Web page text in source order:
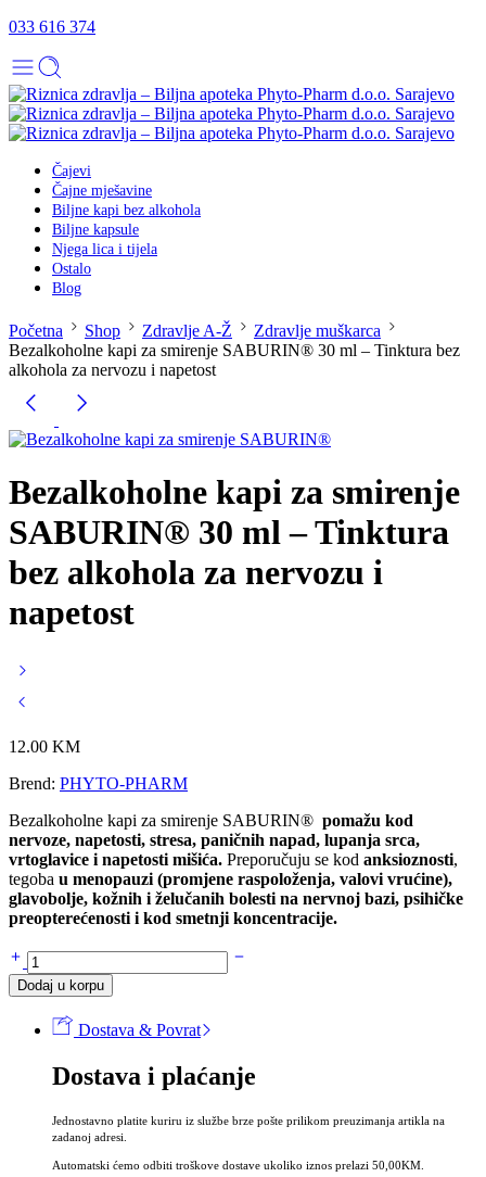
033 616 374
Čajevi
Čajne mješavine
Biljne kapi bez alkohola
Biljne kapsule
Njega lica i tijela
Ostalo
Blog
Početna Shop Zdravlje A-Ž
Zdravlje muškarca
Bezalkoholne kapi za smirenje SABURIN® 30 ml – Tinktura bez
alkohola za nervozu i napetost
Bezalkoholne kapi za smirenje
SABURIN® 30 ml – Tinktura
bez alkohola za nervozu i
napetost
12.00 KM
Brend: PHYTO-PHARM
Bezalkoholne kapi za smirenje SABURIN® pomažu kod
nervoze, napetosti, stresa, paničnih napad, lupanja srca,
vrtoglavice i napetosti mišića. Preporučuju se kod anksioznosti,
tegoba u menopauzi (promjene raspoloženja, valovi vrućine),
glavobolje, kožnih i želučanih bolesti na nervnoj bazi, psihičke
preopterećenosti i kod smetnji koncentracije.
Bezalkoholne
kapi
za
SABURIN®
Dodaj u korpu
Dostava & Povrat
Dostava i plaćanje
Jednostavno platite kuriru iz službe brze pošte prilikom preuzimanja artikla na
zadanoj adresi.
Automatski ćemo odbiti troškove dostave ukoliko iznos prelazi 50,00KM.